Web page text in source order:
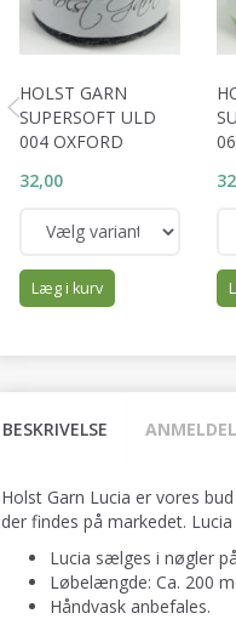
HOLST GARN
SUPERSOFT ULD
004 OXFORD
32,00
Læg i kurv
BESKRIVELSE
Holst Garn Lucia er vores
der findes på markedet.
Lucia sælges i nøgler
Løbelængde: Ca. 200
Håndvask anbefales.